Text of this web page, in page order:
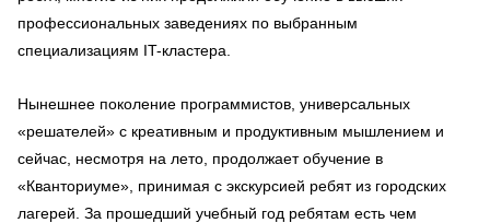
профессиональных заведениях по выбранным
специализациям IT-кластера.
Нынешнее поколение программистов, универсальных
«решателей» с креативным и продуктивным мышлением и
сейчас, несмотря на лето, продолжает обучение в
«Кванториуме», принимая с экскурсией ребят из городских
лагерей. За прошедший учебный год ребятам есть чем